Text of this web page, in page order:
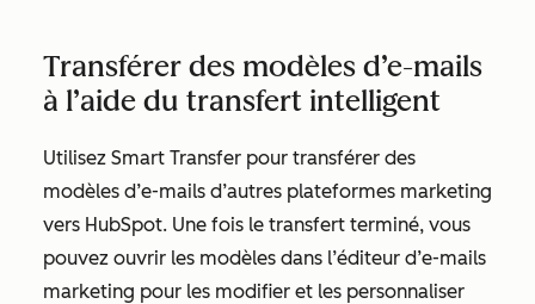
Transférer des modèles d’e-mails
à l’aide du transfert intelligent
Utilisez Smart Transfer pour transférer des
modèles d’e-mails d’autres plateformes marketing
vers HubSpot. Une fois le transfert terminé, vous
pouvez ouvrir les modèles dans l’éditeur d’e-mails
marketing pour les modifier et les personnaliser